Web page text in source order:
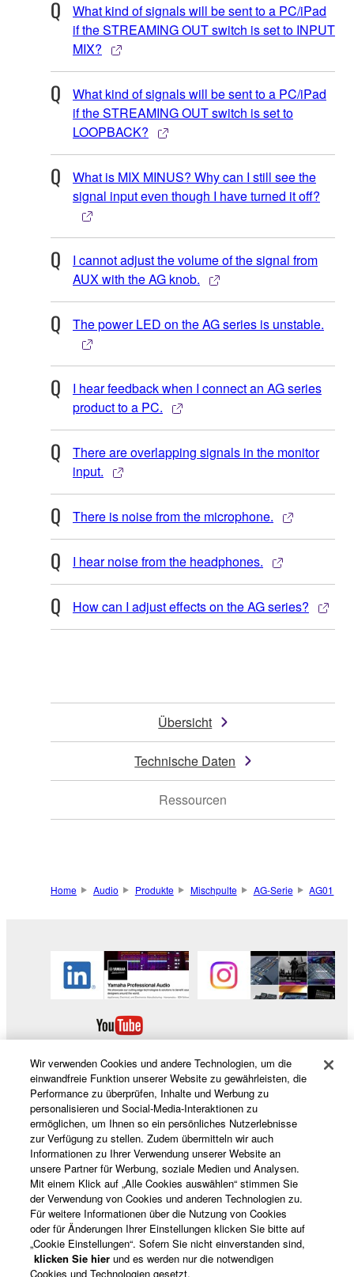
What kind of signals will be sent to a PC/iPad
if the STREAMING OUT switch is set to INPUT
MIX?
What kind of signals will be sent to a PC/iPad
if the STREAMING OUT switch is set to
LOOPBACK?
What is MIX MINUS? Why can I still see the
signal input even though I have turned it off?
I cannot adjust the volume of the signal from
AUX with the AG knob.
The power LED on the AG series is unstable.
I hear feedback when I connect an AG series
product to a PC.
There are overlapping signals in the monitor
input.
There is noise from the microphone.
I hear noise from the headphones.
How can I adjust effects on the AG series?
Übersicht
Technische Daten
Ressourcen
Home Audio Produkte Mischpulte AG-Serie AG01
Produkte und Lösungen
News
Über Yamaha
Wir verwenden Cookies und andere Technologien, um die
einwandfreie Funktion unserer Website zu gewährleisten, die
Performance zu überprüfen, Inhalte und Werbung zu
personalisieren und Social-Media-Interaktionen zu
ermöglichen, um Ihnen so ein persönliches Nutzerlebnisse
zur Verfügung zu stellen. Zudem übermitteln wir auch
Informationen zu Ihrer Verwendung unserer Website an
unsere Partner für Werbung, soziale Medien und Analysen.
Mit einem Klick auf „Alle Cookies auswählen“ stimmen Sie
der Verwendung von Cookies und anderen Technologien zu.
Für weitere Informationen über die Nutzung von Cookies
oder für Änderungen Ihrer Einstellungen klicken Sie bitte auf
„Cookie Einstellungen“. Sofern Sie nicht einverstanden sind,
klicken Sie hier und es werden nur die notwendigen
Cookies und Technologien gesetzt.